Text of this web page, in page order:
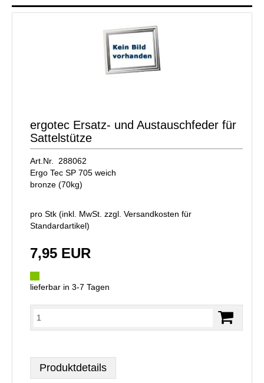
ergotec Ersatz- und Austauschfeder für
Sattelstütze
Art.Nr. 288062
Ergo Tec SP 705 weich
bronze (70kg)
pro Stk (inkl. MwSt. zzgl. Versandkosten für
Standardartikel)
7,95 EUR
lieferbar in 3-7 Tagen
Produktdetails